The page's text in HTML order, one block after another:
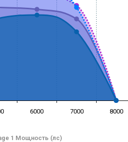
1 Мощность (лс)
6000 7000 8000